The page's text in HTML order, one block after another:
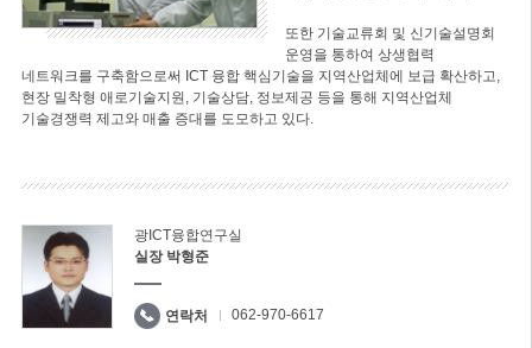
또한 기술교류회 및 신기술설명회
운영을 통하여 상생협력
네트워크를 구축함으로써 ICT 융합 핵심기술을 지역산업체에 보급 확산하고,
현장 밀착형 애로기술지원, 기술상담, 정보제공 등을 통해 지역산업체
기술경쟁력 제고와 매출 증대를 도모하고 있다.
광ICT융합연구실
실장 박형준
연락처 062-970-6617